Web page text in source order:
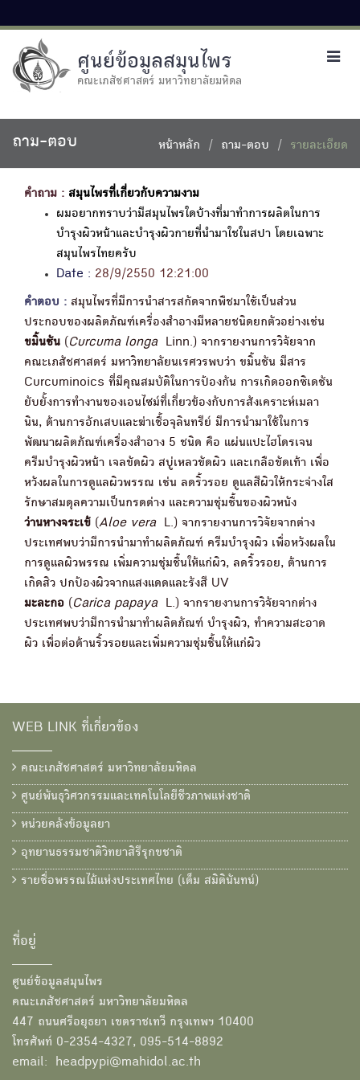
ศูนย์ข้อมูลสมุนไพร
คณะเภสัชศาสตร์ มหาวิทยาลัยมหิดล
ถาม-ตอบ หน้าหลัก ถาม-ตอบ รายละเอียด
คำถาม : สมุนไพรที่เกี่ยวกับความงาม
ผมอยากทราบว่ามีสมุนไพรใดบ้างที่มาทำการผลิตในการ
บำรุงผิวหน้าและบำรุงผิวกายที่นำมาใชในสปา โดยเฉพาะ
สมุนไพรไทยครับ
Date : 28/9/2550 12:21:00
คำตอบ : สมุนไพรที่มีการนำสารสกัดจากพืชมาใช้เป็นส่วน
ประกอบของผลิตภัณฑ์เครื่องสำอางมีหลายชนิดยกตัวอย่างเช่น
ขมิ้นชัน (Curcuma longa
Linn.) จากรายงานการวิจัยจาก
คณะเภสัชศาสตร์ มหาวิทยาลัยนเรศวรพบว่า ขมิ้นชัน มีสาร
Curcuminoics ที่มีคุณสมบัติในการป้องกัน การเกิดออกซิเดชัน
ยับยั้งการทำงานของเอนไซม์ที่เกี่ยวข้องกับการสังเคราะห์เมลา
นิน, ต้านการอักเสบและฆ่าเชื้อจุลินทรีย์ มีการนำมาใช้ในการ
พัฒนาผลิตภัณฑ์เครื่องสำอาง 5 ชนิด คือ แผ่นแปะไฮโดรเจน
ครีมบำรุงผิวหน้า เจลขัดผิว สบู่เหลวขัดผิว และเกลือขัดเท้า เพื่อ
หวังผลในการดูแลผิวพรรณ เช่น ลดริ้วรอย ดูแลสีผิวให้กระจ่างใส
รักษาสมดุลความเป็นกรดด่าง และความชุ่มชื้นของผิวหนัง
ว่านหางจระเข้ (Aloe vera
L.) จากรายงานการวิจัยจากต่าง
ประเทศพบว่ามีการนำมาทำผลิตภัณฑ์ ครีมบำรุงผิว เพื่อหวังผลใน
การดูแลผิวพรรณ เพิ่มความชุ่มชื้นให้แก่ผิว, ลดริ้วรอย, ต้านการ
เกิดสิว ปกป้องผิวจากแสงแดดและรังสี UV
มะละกอ (Carica papaya
L.) จากรายงานการวิจัยจากต่าง
ประเทศพบว่ามีการนำมาทำผลิตภัณฑ์ บำรุงผิว, ทำความสะอาด
ผิว เพื่อต่อต้านริ้วรอยและเพิ่มความชุ่มชื้นให้แก่ผิว
WEB LINK ที่เกี่ยวข้อง
คณะเภสัชศาสตร์ มหาวิทยาลัยมหิดล
ศูนย์พันธุวิศวกรรมและเทคโนโลยีชีวภาพแห่งชาติ
หน่วยคลังข้อมูลยา
อุทยานธรรมชาติวิทยาสิรีรุกขชาติ
รายชื่อพรรณไม้แห่งประเทศไทย (เต็ม สมิตินันทน์)
ที่อยู่
ศูนย์ข้อมูลสมุนไพร
คณะเภสัชศาสตร์ มหาวิทยาลัยมหิดล
447 ถนนศรีอยุธยา เขตราชเทวี กรุงเทพฯ 10400
โทรศัพท์ 0-2354-4327, 095-514-8892
email: headpypi@mahidol.ac.th